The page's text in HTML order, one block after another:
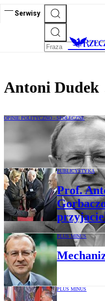
Serwisy
Antoni Dudek
OPINIE POLITYCZNO - SPOŁECZNE
Zbiórka na
PUBLICYSTYKA
Prof.
PLUS MINUS
PLUS MINUS